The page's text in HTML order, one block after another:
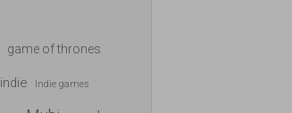
game of thrones
indie Indie games